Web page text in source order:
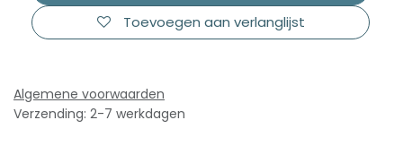
Toevoegen aan verlanglijst
Algemene voorwaarden
Verzending: 2-7 werkdagen